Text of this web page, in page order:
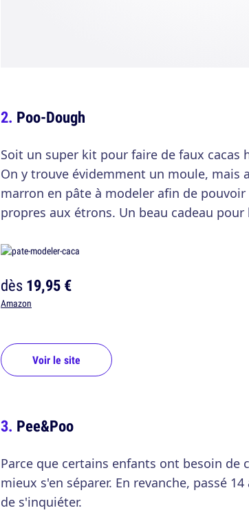
Poo-Dough
Soit un super kit pour faire de faux cacas
On y trouve évidemment un moule, mais
marron en pâte à modeler afin de
propres aux étrons. Un beau cadeau
dès19,95 €
Amazon
Voir le site
Pee&Poo
Parce que certains enfants ont besoin de
mieux s'en séparer. En revanche, passé
de s'inquiéter.